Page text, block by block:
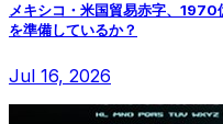
メキシコ・米国貿易赤字、1970
を準備しているか？
Jul 16, 2026